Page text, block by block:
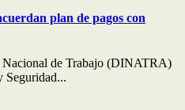
plan de pagos con
Nacional de Trabajo (DINATRA)
Seguridad...